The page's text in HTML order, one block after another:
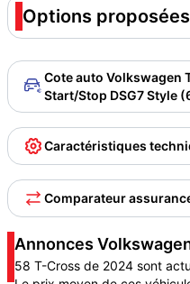
Options proposées
Cote auto Volkswagen
Start/Stop DSG7 Style
Caractéristiques
Comparateur
Annonces
58 T-Cross de 2024 sont